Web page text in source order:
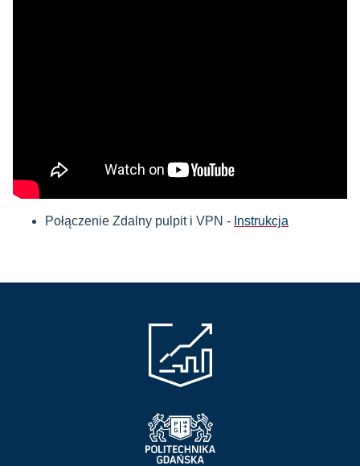
Połączenie Zdalny pulpit i VPN - Instrukcja